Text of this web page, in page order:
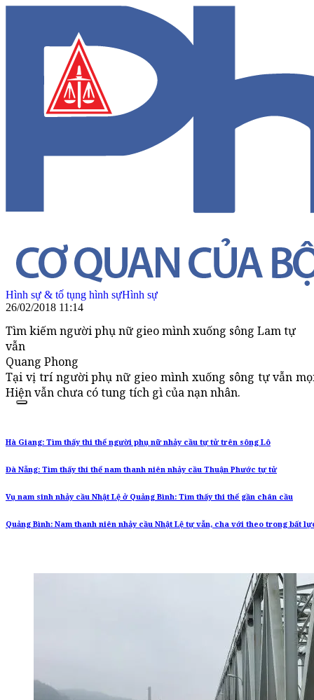
Hình sự & tố tụng hình sựHình sự
26/02/2018 11:14
Tìm kiếm người phụ nữ gieo mình xuống sông Lam tự
vẫn
Quang Phong
Tại vị trí người phụ nữ gieo mình xuống sông tự vẫn
Hiện vẫn chưa có tung tích gì của nạn nhân.
Hà Giang: Tìm thấy thi thể người phụ nữ nhảy cầu tự tử trên sông Lô
Đà Nẵng: Tìm thấy thi thể nam thanh niên nhảy cầu Thuận Phước tự tử
Vụ nam sinh nhảy cầu Nhật Lệ ở Quảng Bình: Tìm thấy thi thể gần chân cầu
Quảng Bình: Nam thanh niên nhảy cầu Nhật Lệ tự vẫn, cha với theo trong bất